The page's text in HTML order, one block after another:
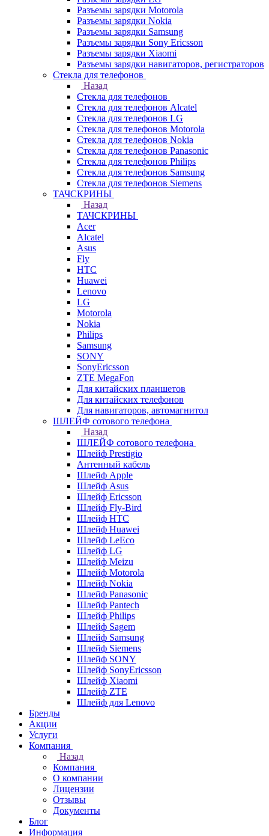
Разъемы зарядки Motorola
Разъемы зарядки Nokia
Разъемы зарядки Samsung
Разъемы зарядки Sony Ericsson
Разъемы зарядки Xiaomi
Разъемы зарядки навигаторов, регистраторов
Стекла для телефонов
Назад
Стекла для телефонов
Стекла для телефонов Alcatel
Стекла для телефонов LG
Стекла для телефонов Motorola
Стекла для телефонов Nokia
Стекла для телефонов Panasonic
Стекла для телефонов Philips
Стекла для телефонов Samsung
Стекла для телефонов Siemens
ТАЧСКРИНЫ
Назад
ТАЧСКРИНЫ
Acer
Alcatel
Asus
Fly
HTC
Huawei
Lenovo
LG
Motorola
Nokia
Philips
Samsung
SONY
SonyEricsson
ZTE MegaFon
Для китайских планшетов
Для китайских телефонов
Для навигаторов, автомагнитол
ШЛЕЙФ сотового телефона
Назад
ШЛЕЙФ сотового телефона
Шлейф Prestigio
Антенный кабель
Шлейф Apple
Шлейф Asus
Шлейф Ericsson
Шлейф Fly-Bird
Шлейф HTC
Шлейф Huawei
Шлейф LeEco
Шлейф LG
Шлейф Meizu
Шлейф Motorola
Шлейф Nokia
Шлейф Panasonic
Шлейф Pantech
Шлейф Philips
Шлейф Sagem
Шлейф Samsung
Шлейф Siemens
Шлейф SONY
Шлейф SonyEricsson
Шлейф Xiaomi
Шлейф ZTE
Шлейф для Lenovo
Бренды
Акции
Услуги
Компания
Назад
Компания
О компании
Лицензии
Отзывы
Документы
Блог
Информация